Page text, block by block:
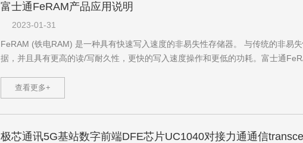
富士通FeRAM产品应用说明
2023-01-31
FeRAM (铁电RAM) 是一种具有快速写入速度的非易失性存储器。 与传统的非
据，并且具有更高的读/写耐久性，更快的写入速度操作和更低的功耗。富士
查看更多+
极芯通讯5G基站数字前端DFE芯片UC1040对接力通通信